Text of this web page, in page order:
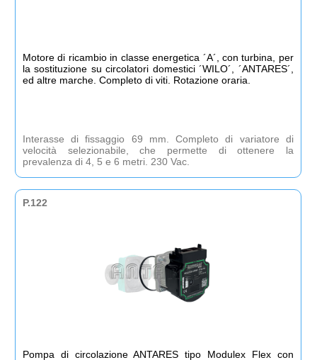
Motore di ricambio in classe energetica ´A´, con turbina, per
la sostituzione su circolatori domestici ´WILO´, ´ANTARES´,
ed altre marche. Completo di viti. Rotazione oraria.
Interasse di fissaggio 69 mm. Completo di variatore di
velocità selezionabile, che permette di ottenere la
prevalenza di 4, 5 e 6 metri. 230 Vac.
P.122
Pompa di circolazione ANTARES tipo Modulex Flex con